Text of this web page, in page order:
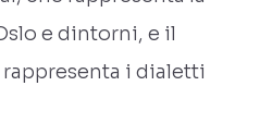
e dintorni, e il
i dialetti